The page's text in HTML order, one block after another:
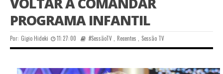
PROGRAMA INFANTIL
Por: Gigio Hideki 11:27:00 #SessãoTV ,Recentes Sessão TV